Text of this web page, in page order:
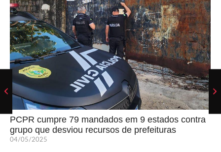
PCPR cumpre 79 mandados em 9 estados contra
grupo que desviou recursos de prefeituras
04/05/2025